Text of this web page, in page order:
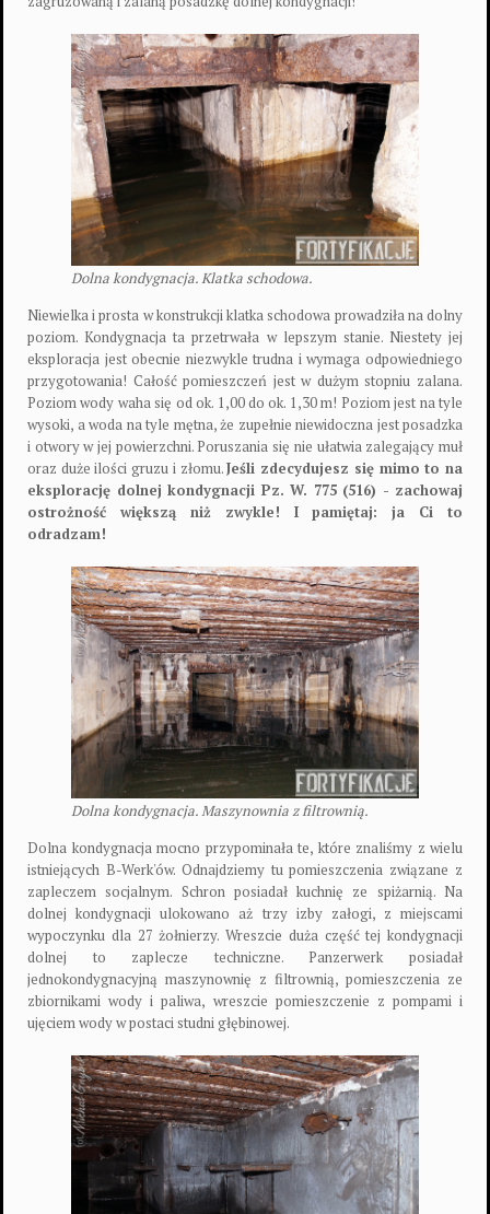
Dolna kondygnacja. Klatka schodowa.
Niewielka i prosta w konstrukcji klatka schodowa prowadziła na dolny
poziom. Kondygnacja ta przetrwała w lepszym stanie. Niestety jej
eksploracja jest obecnie niezwykle trudna i wymaga odpowiedniego
przygotowania! Całość pomieszczeń jest w dużym stopniu zalana.
Poziom wody waha się od ok. 1,00 do ok. 1,30 m! Poziom jest na tyle
wysoki, a woda na tyle mętna, że zupełnie niewidoczna jest posadzka
i otwory w jej powierzchni. Poruszania się nie ułatwia zalegający muł
oraz duże ilości gruzu i złomu.Jeśli zdecydujesz się mimo to na
eksplorację dolnej kondygnacji Pz. W. 775 (516) - zachowaj
ostrożność większą niż zwykle! I pamiętaj: ja Ci to
odradzam!
Dolna kondygnacja. Maszynownia z filtrownią.
Dolna kondygnacja mocno przypominała te, które znaliśmy z wielu
istniejących B-Werk'ów. Odnajdziemy tu pomieszczenia związane z
zapleczem socjalnym. Schron posiadał kuchnię ze spiżarnią. Na
dolnej kondygnacji ulokowano aż trzy izby załogi, z miejscami
wypoczynku dla 27 żołnierzy. Wreszcie duża część tej kondygnacji
dolnej to zaplecze techniczne. Panzerwerk posiadał
jednokondygnacyjną maszynownię z filtrownią, pomieszczenia ze
zbiornikami wody i paliwa, wreszcie pomieszczenie z pompami i
ujęciem wody w postaci studni głębinowej.